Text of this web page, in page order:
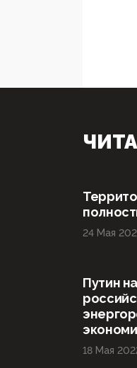
24 Мая
Путин
18 Мая